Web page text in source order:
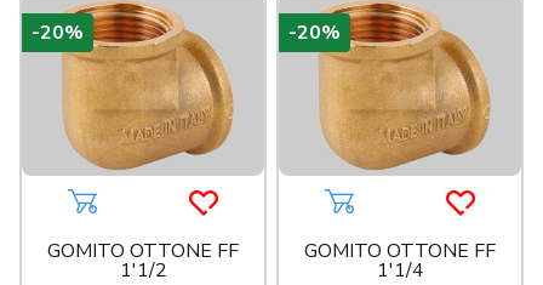
Aggiungi al carrelloAcquista più tardi
GOMITO OTTONE FF
1'1/2
-20%
Aggiungi al carrello
GOMITO OTTONE FF
1'1/4
-20%